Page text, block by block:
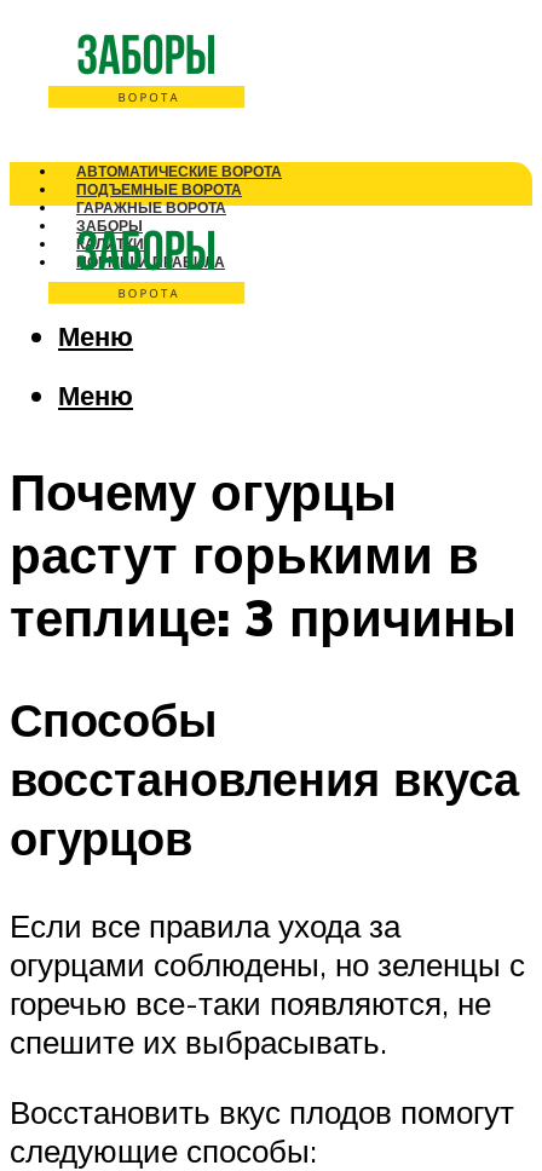
АВТОМАТИЧЕСКИЕ ВОРОТА
ПОДЪЕМНЫЕ ВОРОТА
ГАРАЖНЫЕ ВОРОТА
ЗАБОРЫ
КАЛИТКИ
НОРМЫ И ПРАВИЛА
Меню
Меню
Почему огурцы
растут горькими в
теплице: 3 причины
Способы
восстановления вкуса
огурцов
Если все правила ухода за
огурцами соблюдены, но зеленцы с
горечью все-таки появляются, не
спешите их выбрасывать.
Восстановить вкус плодов помогут
следующие способы: